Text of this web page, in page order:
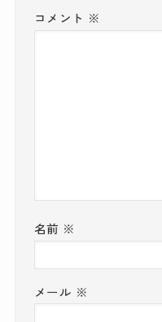
コメント ※
名前 ※
メール ※